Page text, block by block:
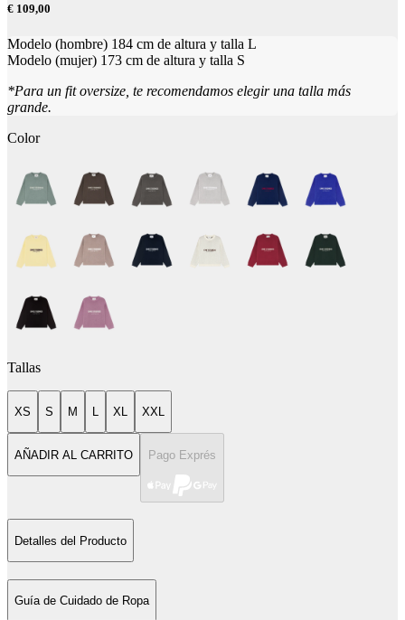
€ 109,00
Modelo (hombre) 184 cm de altura y talla L
Modelo (mujer) 173 cm de altura y talla S
*Para un fit oversize, te recomendamos elegir una talla más
grande.
Color
Tallas
XS S M L XL XXL
AÑADIR AL CARRITO Pago Exprés
Detalles del Producto
Guía de Cuidado de Ropa